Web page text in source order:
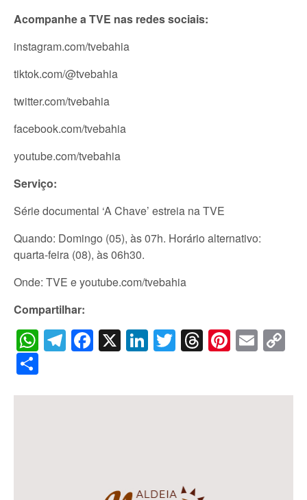
Acompanhe a TVE nas redes sociais:
instagram.com/tvebahia
tiktok.com/@tvebahia
twitter.com/tvebahia
facebook.com/tvebahia
youtube.com/tvebahia
Serviço:
Série documental ‘A Chave’ estreia na TVE
Quando: Domingo (05), às 07h. Horário alternativo:
quarta-feira (08), às 06h30.
Onde: TVE e youtube.com/tvebahia
Compartilhar:
WhatsApp
Telegram
Facebook
X LinkedIn
Twitter
Threads